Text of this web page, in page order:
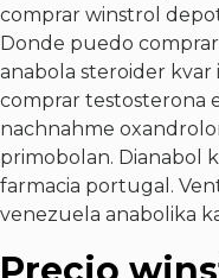
comprar winstrol
Donde puedo
anabola steroider kvar
comprar testosterona
nachnahme
primobolan. Dianabol
farmacia portugal.
venezuela anabolika